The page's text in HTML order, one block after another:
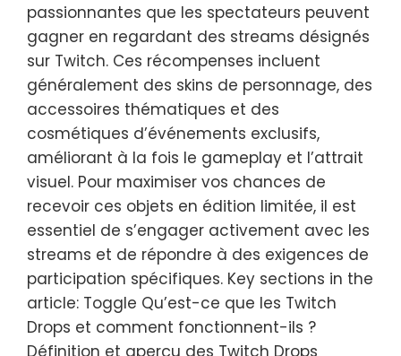
passionnantes que les spectateurs peuvent
gagner en regardant des streams désignés
sur Twitch. Ces récompenses incluent
généralement des skins de personnage, des
accessoires thématiques et des
cosmétiques d’événements exclusifs,
améliorant à la fois le gameplay et l’attrait
visuel. Pour maximiser vos chances de
recevoir ces objets en édition limitée, il est
essentiel de s’engager activement avec les
streams et de répondre à des exigences de
participation spécifiques. Key sections in the
article: Toggle Qu’est-ce que les Twitch
Drops et comment fonctionnent-ils ?
Définition et aperçu des Twitch Drops